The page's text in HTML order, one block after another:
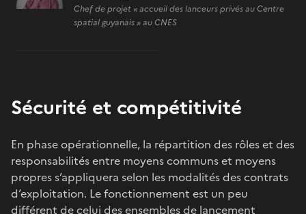
Chef de projet « accueil des lanceurs privés au Centre
spatial guyanais » au CNES
Sécurité et compétitivité
En phase opérationnelle, la répartition des rôles et des
responsabilités entre moyens communs et moyens
propres s’appliquera selon les modalités des contrats
d’exploitation. Le fonctionnement est un peu
différent de celui des ensembles de lancement